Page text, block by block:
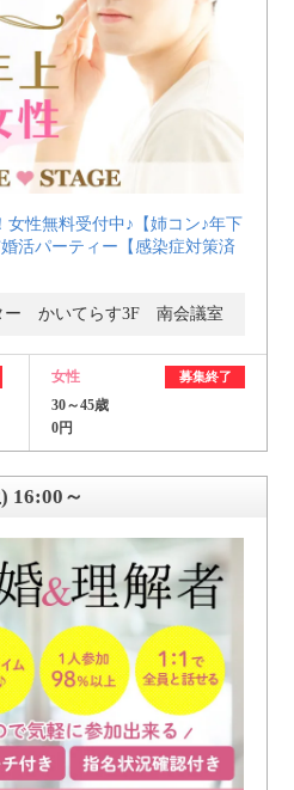
女性無料受付中♪【姉コン♪年下
活パーティー【感染症対策済
ー かいてらす3F 南会議室
女性 募集終了
30～45歳
0円
16:00～